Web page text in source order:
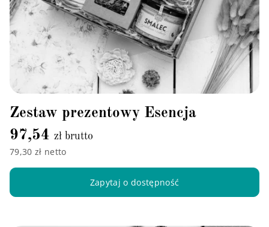
Zestaw prezentowy Esencja
97,54 zł brutto
79,30 zł netto
Zapytaj o dostępność